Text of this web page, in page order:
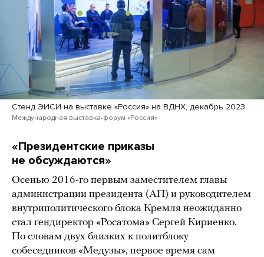
Стенд ЭИСИ на выставке «Россия» на ВДНХ, декабрь 2023
Международная выставка-форум «Россия»
«Президентские приказы
не обсуждаются»
Осенью 2016-го первым заместителем главы
администрации президента (АП) и руководителем
внутриполитического блока Кремля неожиданно
стал гендиректор «Росатома» Сергей Кириенко.
По словам двух близких к политблоку
собеседников «Медузы», первое время сам